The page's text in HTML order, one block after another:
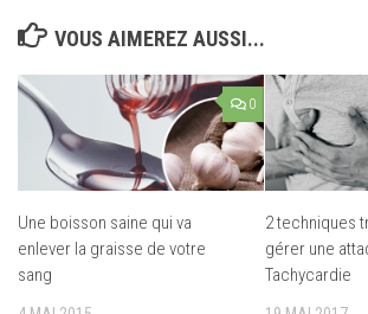
VOUS AIMEREZ AUSSI...
0
Une boisson saine qui va
enlever la graisse de votre
sang
2 techniques
gérer une
Tachycardie